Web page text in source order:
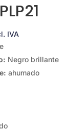
IVA
Negro brillante
ahumado